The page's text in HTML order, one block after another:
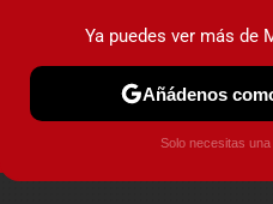
PRUEBAS COCHES
Ya puedes ver más de
Añádenos
Solo necesitas